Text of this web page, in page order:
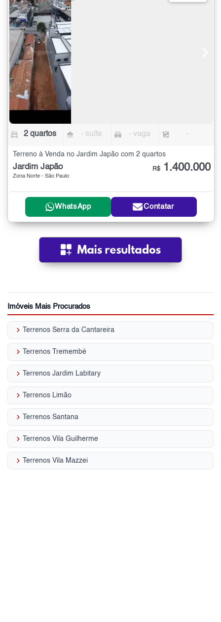
2 quartos - suíte - vaga -
Terreno à Venda no Jardim Japão com 2 quartos
Jardim Japão
Zona Norte - São Paulo
R$ 1.400.000
WhatsApp Contatar
Imóveis Mais Procurados
keyboard_arrow_right Terrenos Serra da Cantareira
keyboard_arrow_right Terrenos Tremembé
keyboard_arrow_right Terrenos Jardim Labitary
keyboard_arrow_right Terrenos Limão
keyboard_arrow_right Terrenos Santana
keyboard_arrow_right Terrenos Vila Guilherme
keyboard_arrow_right Terrenos Vila Mazzei